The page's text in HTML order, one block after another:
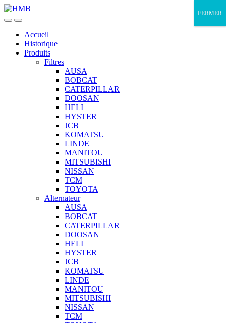
Skip
to
Skip
to
Accueil
Historique
Produits
Filtres
AUSA
BOBCAT
CATERPILLAR
DOOSAN
HELI
HYSTER
JCB
KOMATSU
LINDE
MANITOU
MITSUBISHI
NISSAN
TCM
TOYOTA
Alternateur
AUSA
BOBCAT
CATERPILLAR
DOOSAN
HELI
HYSTER
JCB
KOMATSU
LINDE
MANITOU
MITSUBISHI
NISSAN
TCM
FERMER